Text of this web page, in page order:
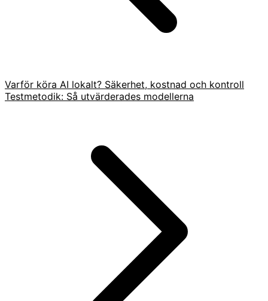
Varför köra AI lokalt? Säkerhet, kostnad och kontroll
Testmetodik: Så utvärderades modellerna